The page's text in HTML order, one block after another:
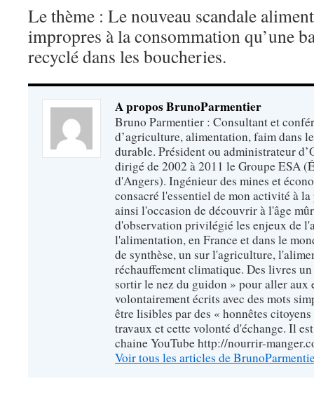
Le thème : Le nouveau scandale
impropres à la consommation qu’une
recyclé dans les boucheries.
A propos BrunoParmentier
Bruno Parmentier : Consultant et
d’agriculture, alimentation, faim dans
durable. Président ou administrateur
dirigé de 2002 à 2011 le Groupe ESA
d'Angers). Ingénieur des mines et
consacré l'essentiel de mon activité à
ainsi l'occasion de découvrir à l'âge
d'observation privilégié les enjeux de
l'alimentation, en France et dans le
de synthèse, un sur l'agriculture,
réchauffement climatique. Des livres
sortir le nez du guidon » pour aller aux
volontairement écrits avec des mots
être lisibles par des « honnêtes
travaux et cette volonté d'échange. Il
chaine YouTube http://nourrir-
Voir tous les articles de